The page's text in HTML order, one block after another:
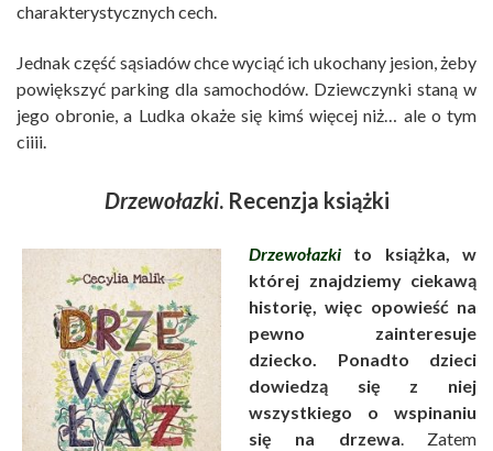
charakterystycznych cech.
Jednak część sąsiadów chce wyciąć ich ukochany jesion, żeby
powiększyć parking dla samochodów. Dziewczynki staną w
jego obronie, a Ludka okaże się kimś więcej niż… ale o tym
ciiii.
Drzewołazki. Recenzja książki
Drzewołazki to książka, w
której znajdziemy ciekawą
historię, więc opowieść na
pewno zainteresuje
dziecko. Ponadto dzieci
dowiedzą się z niej
wszystkiego o wspinaniu
się na drzewa. Zatem